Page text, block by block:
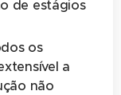
de estágios
os
a
não